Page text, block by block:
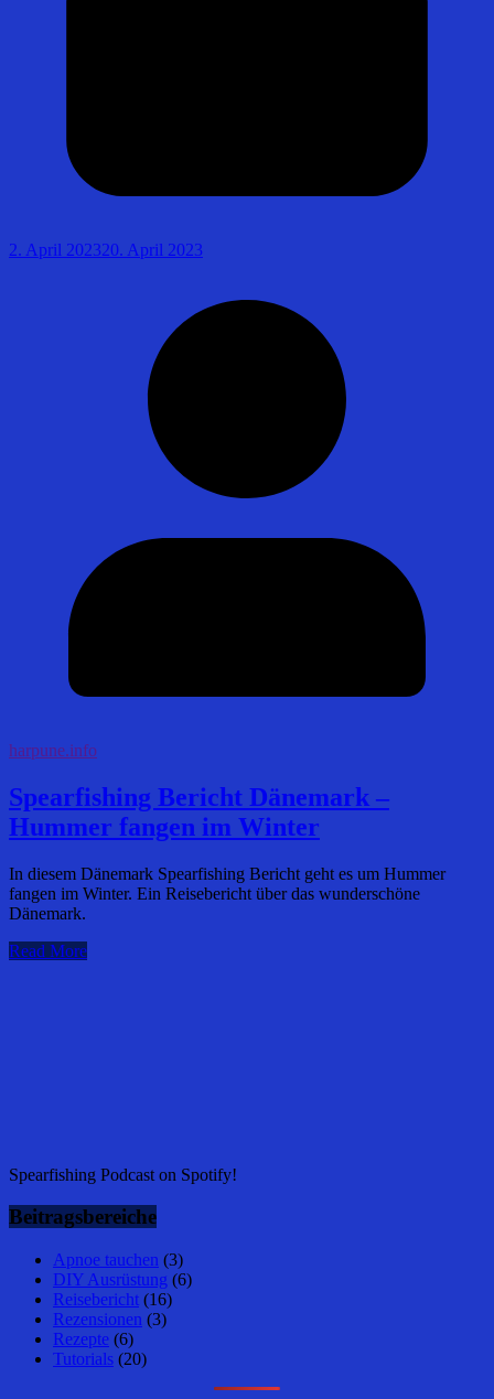
2. April 202320. April 2023
harpune.info
Spearfishing Bericht Dänemark –
Hummer fangen im Winter
In diesem Dänemark Spearfishing Bericht geht es um Hummer
fangen im Winter. Ein Reisebericht über das wunderschöne
Dänemark.
Read More
Spearfishing Podcast on Spotify!
Beitragsbereiche
Apnoe tauchen (3)
DIY Ausrüstung (6)
Reisebericht (16)
Rezensionen (3)
Rezepte (6)
Tutorials (20)